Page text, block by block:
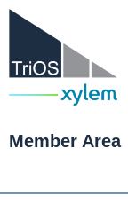
Member Area